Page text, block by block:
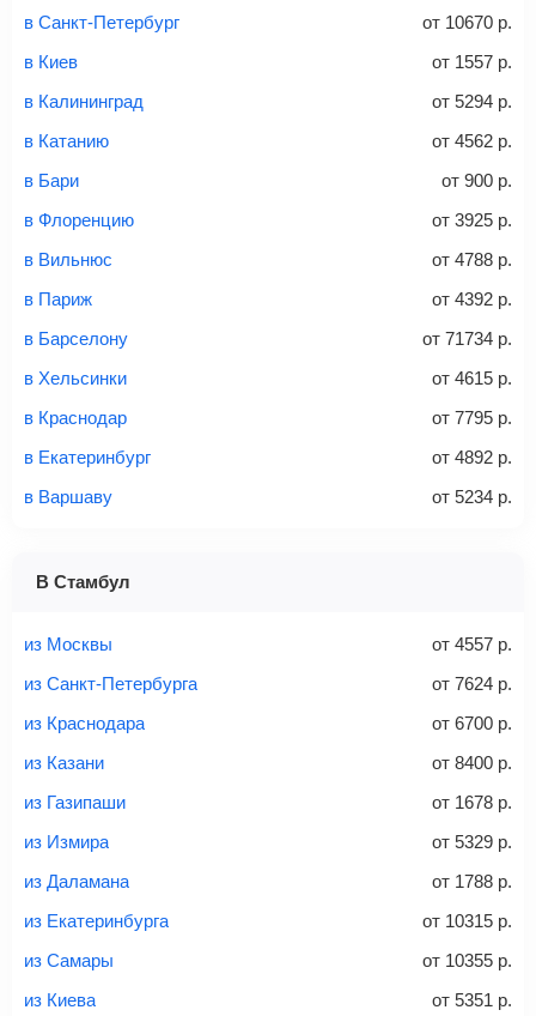
багажное отделение самолета.
не более 23 кг – эконом-класс
Стоимость авиабилетов зависит от выбранного тарифа:
Без багажа= ручная кладь*
Количество багажа
1 место
Вес багажа
20-23 кг 40 кг
Найти билеты с багажом
*При необходимости багаж оплачивается отдельно при
способов: через интернет-банк, банковской картой,
связи «Связной» или «Евросеть».
Это все
— после оплаты в течение 10 минут к вам на
email придет электронный билет с данными о вашем
аэропорт. Для посадки потребуется только паспорт.
в Санкт-Петербург от 10670 р.
в Киев
от 1557 р.
в Калининград
от 5294 р.
в Катанию
от 4562 р.
в Бари
от 900 р.
в Флоренцию
от 3925 р.
в Вильнюс
от 4788 р.
в Париж
от 4392 р.
в Барселону
от 71734 р.
в Хельсинки
от 4615 р.
в Краснодар
от 7795 р.
в Екатеринбург
от 4892 р.
в Варшаву
от 5234 р.
В Стамбул
из Москвы от 4557 р.
из Санкт-Петербурга
от 7624 р.
из Краснодара
от 6700 р.
из Казани
от 8400 р.
из Газипаши
от 1678 р.
из Измира
от 5329 р.
из Даламана
от 1788 р.
из Екатеринбурга
от 10315 р.
из Самары
от 10355 р.
из Киева
от 5351 р.